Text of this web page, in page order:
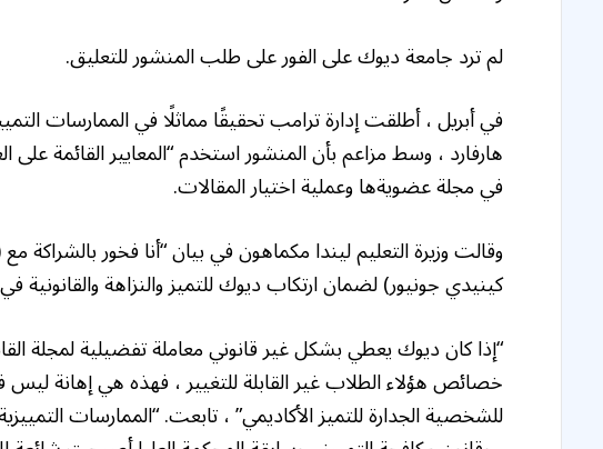
لم ترد جامعة ديوك على الفور على طلب المنشور للتعليق.
في أبريل ، أطلقت إدارة ترامب تحقيقًا مماثلًا في الممارسات
هارفارد ، وسط مزاعم بأن المنشور استخدم “المعايير القائمة على
في مجلة عضويةها وعملية اختيار المقالات.
وقالت وزيرة التعليم ليندا مكماهون في بيان “أنا فخور
كينيدي جونيور) لضمان ارتكاب ديوك للتميز والنزاهة والقانونية
“إذا كان ديوك يعطي بشكل غير قانوني معاملة تفضيلية لمجلة
خصائص هؤلاء الطلاب غير القابلة للتغيير ، فهذه هي إهانة ليس
للشخصية الجدارة للتميز الأكاديمي” ، تابعت. “الممارسات